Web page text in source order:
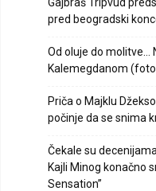
pred beogradski
Od oluje do molitve…
Kalemegdanom
Priča o Majklu
počinje da se snima
Čekale su
Kajli Minog konačno
Sensation”